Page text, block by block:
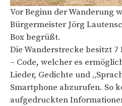
Vor Beginn der Wanderung
Bürgermeister Jörg
Box begrüßt.
Die Wanderstrecke besitzt
– Code, welcher es
Lieder, Gedichte und
Smartphone abzurufen. So
aufgedruckten